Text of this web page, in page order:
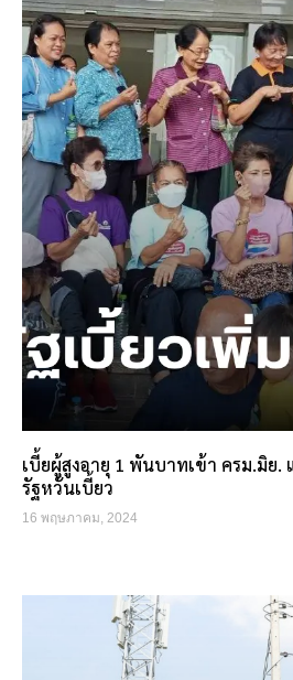
เบี้ยผู้สูงอายุ 1 พันบาทเข้า ครม.มิย.
รัฐหวั่นเบี้ยว
16 พฤษภาคม, 2024